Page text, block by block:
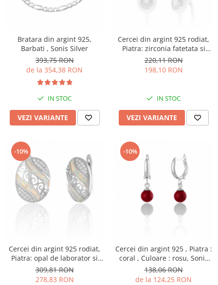
Bratara din argint 925,
Barbati , Sonis Silver
393,75 RON
de la 354,38 RON
IN STOC
VEZI VARIANTE
Cercei din argint 925 rodiat,
Piatra: zirconia fatetata si
cubic zirconia, Culoare:
albastru, transparent
220,11 RON
198,10 RON
IN STOC
VEZI VARIANTE
-10%
Cercei din argint 925 rodiat,
Piatra: opal de laborator si
cubic zirconia, Culoare: alb,
transparent, Sonis Silver
309,81 RON
278,83 RON
-10%
Cercei din argint 925 , Piatra :
coral , Culoare : rosu, Sonis
Silver
138,06 RON
de la 124,25 RON